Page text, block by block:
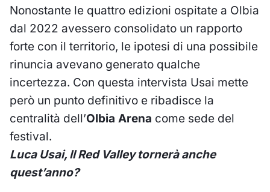
Nonostante le quattro edizioni ospitate a Olbia
dal 2022 avessero consolidato un rapporto
forte con il territorio, le ipotesi di una possibile
rinuncia avevano generato qualche
incertezza. Con questa intervista Usai mette
però un punto definitivo e ribadisce la
centralità dell’Olbia Arena come sede del
festival.
Luca Usai, Il Red Valley tornerà anche
quest’anno?